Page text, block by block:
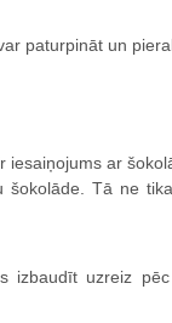
paturpināt un
ar
Tā ne
izbaudīt uzreiz